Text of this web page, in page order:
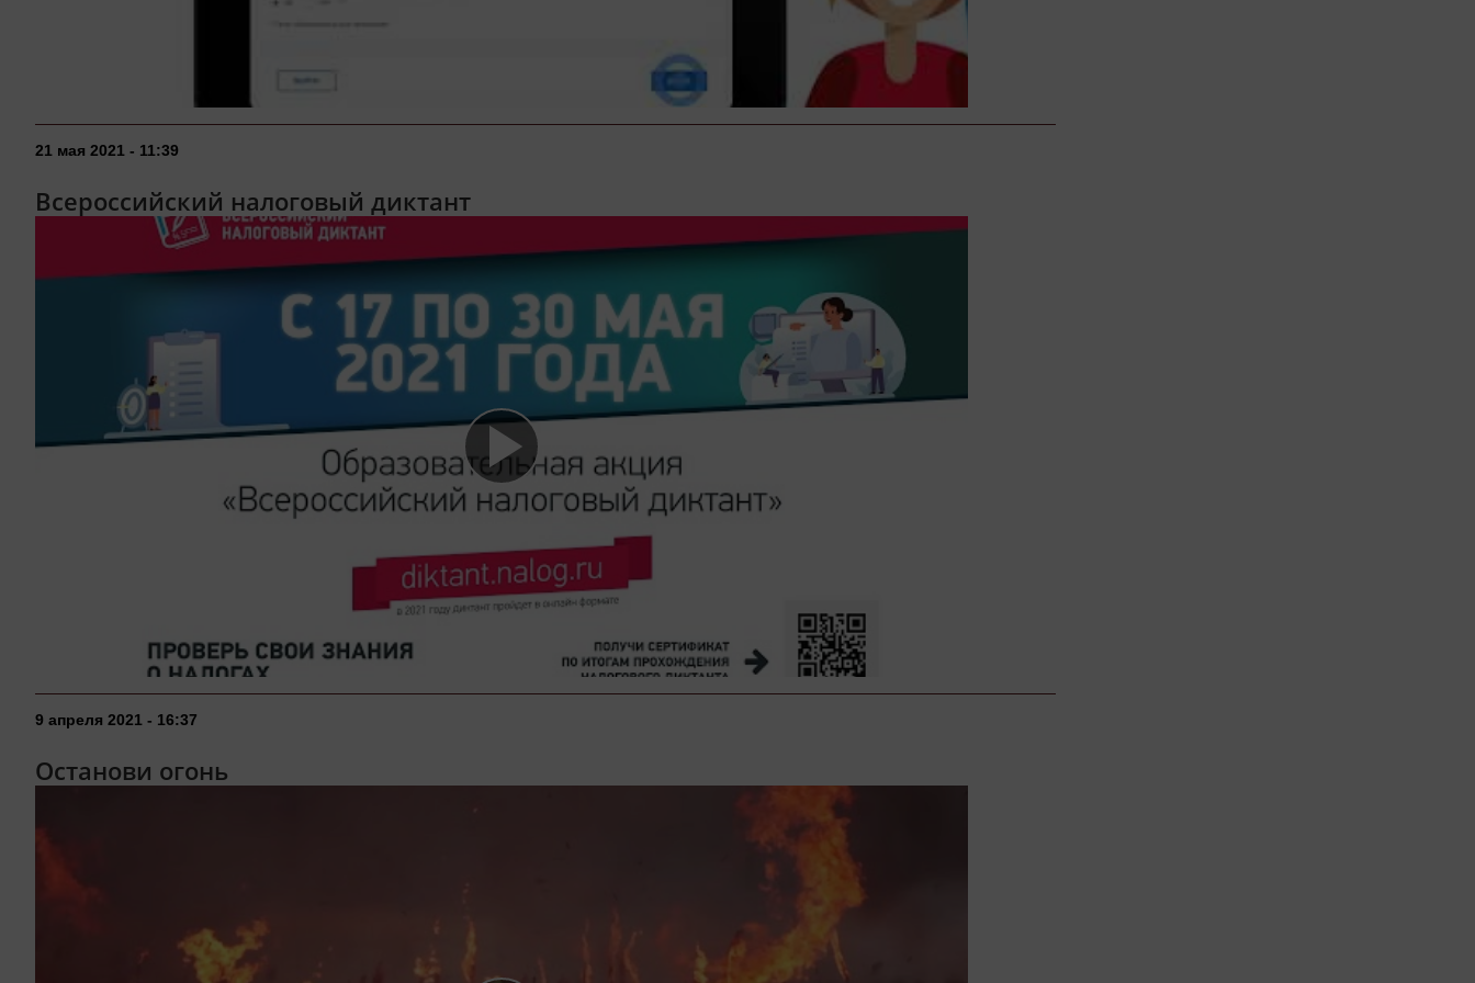
21 мая 2021 - 11:39
Всероссийский налоговый диктант
9 апреля 2021 - 16:37
Останови огонь